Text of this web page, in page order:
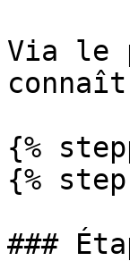
Via le
{%
{%
###